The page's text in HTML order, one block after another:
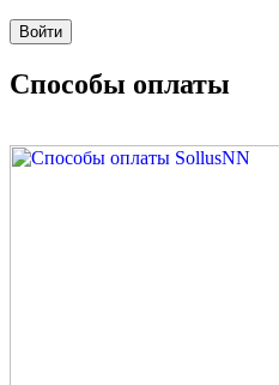
Способы оплаты